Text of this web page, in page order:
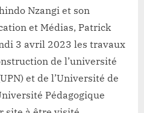
Nzangi et son
et Médias, Patrick
3 avril 2023 les travaux
de l’université
et de l’Université de
Pédagogique